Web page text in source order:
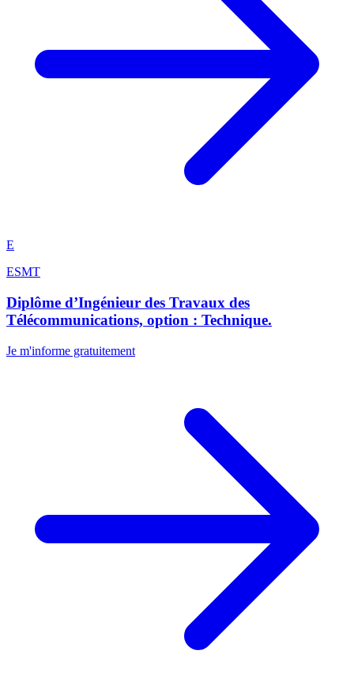
E
ESMT
Diplôme d’Ingénieur des Travaux des
Télécommunications, option : Technique.
Je m'informe gratuitement